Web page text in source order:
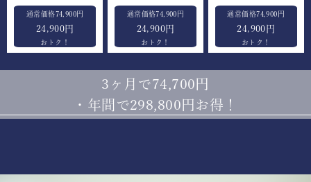
74,900
24,900円
74,900
24,900円
74,900
24,900円
3ヶ月で74,700円
・ 年間で298,800円お得！